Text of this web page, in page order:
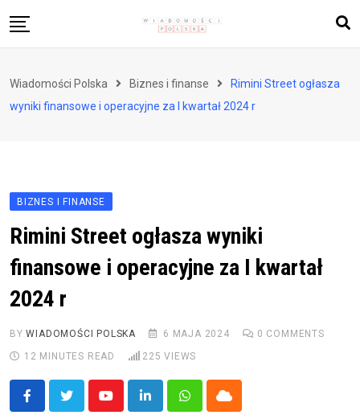
to
Zdrowie i styl życia
Wiadomości Polska Biznes i finanse
Rimini Street ogłasza
wyniki finansowe i operacyjne za I kwartał 2024 r
BIZNES I FINANSE
Rimini Street ogłasza wyniki
finansowe i operacyjne za I kwartał
2024 r
BYWIADOMOŚCI POLSKA 6 MAJA 2024 0 COMMENTS
12 MINUTES READ
225 VIEWS
YoutubeLinkedInWhatsappCloud